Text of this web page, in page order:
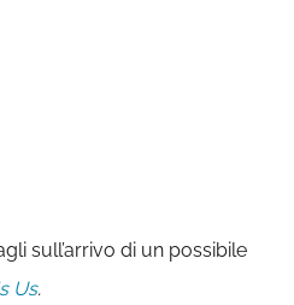
sull’arrivo di un possibile
Us.